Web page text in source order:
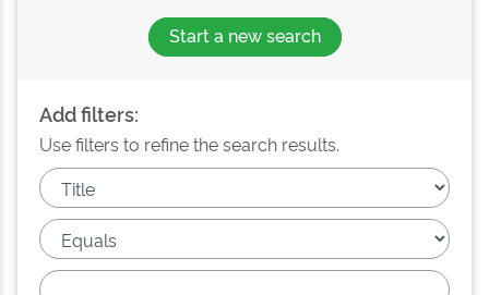
Start a new search
Add filters:
Use filters to refine the search results.